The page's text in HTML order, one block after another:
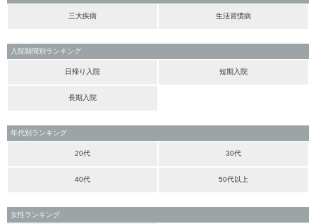
三大疾病 生活習慣病
入院期間別ランキング
日帰り入院 短期入院
長期入院
年代別ランキング
20代 30代
40代 50代以上
女性ランキング